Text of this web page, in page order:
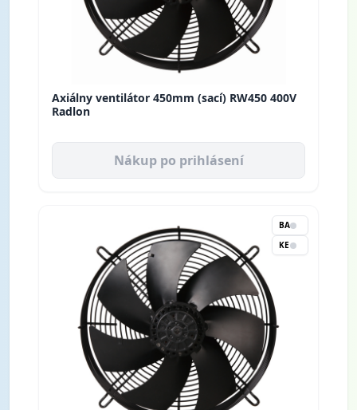
Axiálny ventilátor 450mm (sací) RW450 400V
Radlon
Nákup po prihlásení
BA
KE